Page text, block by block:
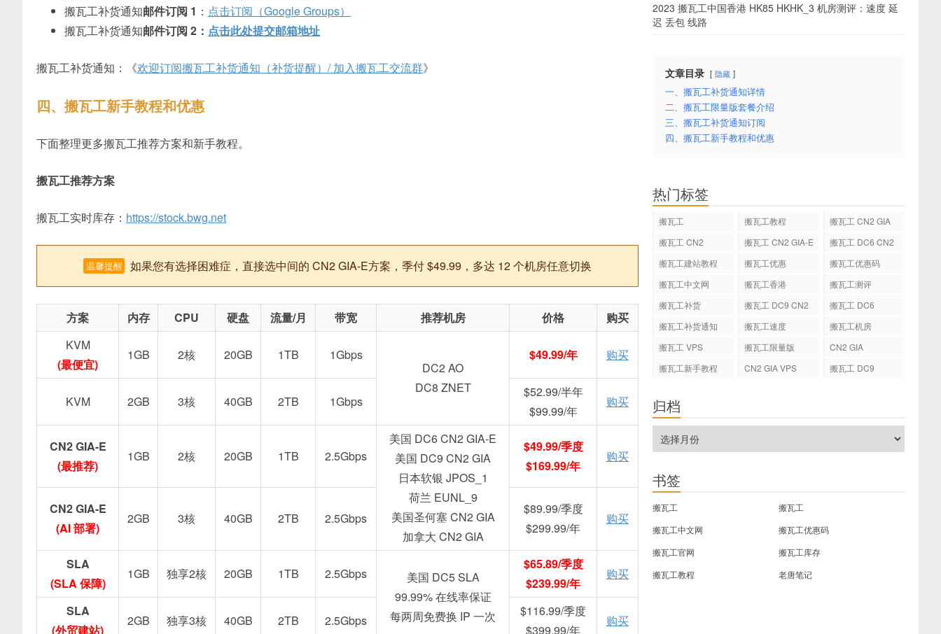
搬瓦工补货通知邮件订阅 1 ： 点击订阅（Google Groups）
搬瓦工补货通知邮件订阅 2： 点击此处提交邮箱地址
搬瓦工补货通知：《欢迎订阅搬瓦工补货通知（补货提醒）/ 加入搬瓦工交流群》
四、搬瓦工新手教程和优惠
下面整理更多搬瓦工推荐方案和新手教程。
搬瓦工推荐方案
搬瓦工实时库存： https://stock.bwg.net
温馨提醒 如果您有选择困难症，直接选中间的 CN2 GIA-E方案，季付 $49.99，多达 12 个机房任意切换
方案 内存 CPU 硬盘 流量/月 带宽 推荐机房 价格
购买
KVM
(最便宜)
1GB 2核 20GB 1TB
1Gbps
DC2 AO
DC8 ZNET
$49.99/年 购买
KVM 2GB 3核 40GB 2TB 1Gbps
$52.99/半年
$99.99/年
购买
CN2 GIA-E
(最推荐)
1GB 2核 20GB 1TB 2.5Gbps
美国 DC6 CN2 GIA-E
美国 DC9 CN2 GIA
日本软银 JPOS_1
荷兰 EUNL_9
美国圣何塞 CN2 GIA
加拿大 CN2 GIA
$49.99/季度
$169.99/年
购买
CN2 GIA-E
(AI 部署)
2GB 3核 40GB 2TB 2.5Gbps
$89.99/季度
$299.99/年
购买
SLA
(SLA 保障)
1GB 独享2核 20GB 1TB 2.5Gbps
美国 DC5 SLA
99.99% 在线率保证
每两周免费换 IP 一次
$65.89/季度
$239.99/年
购买
SLA
(外贸建站)
2GB 独享3核 40GB 2TB 2.5Gbps
$116.99/季度
$399.99/年
购买
2023 搬瓦工中国香港 HK85 HKHK_3 机房测评：速度 延
迟 丢包 线路
文章目录 隐藏
一、搬瓦工补货通知详情
二、搬瓦工限量版套餐介绍
三、搬瓦工补货通知订阅
四、搬瓦工新手教程和优惠
热门标签
搬瓦工 搬瓦工教程
搬瓦工 CN2 GIA
搬瓦工 CN2
搬瓦工 CN2 GIA-E
搬瓦工 DC6 CN2
搬瓦工建站教程 搬瓦工优惠
搬瓦工优惠码
搬瓦工中文网
搬瓦工香港
搬瓦工测评
搬瓦工补货
搬瓦工 DC9 CN2
搬瓦工 DC6
搬瓦工补货通知
搬瓦工速度
搬瓦工机房
搬瓦工 VPS
搬瓦工限量版
CN2 GIA
搬瓦工新手教程
CN2 GIA VPS 搬瓦工 DC9
归档
书签
搬瓦工
搬瓦工
搬瓦工中文网
搬瓦工优惠码
搬瓦工官网
搬瓦工库存
搬瓦工教程
老唐笔记